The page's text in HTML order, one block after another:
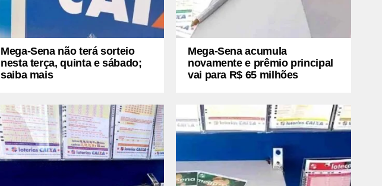
Mega-Sena não terá sorteio
nesta terça, quinta e sábado;
saiba mais
Mega-Sena acumula
novamente e prêmio principal
vai para R$ 65 milhões